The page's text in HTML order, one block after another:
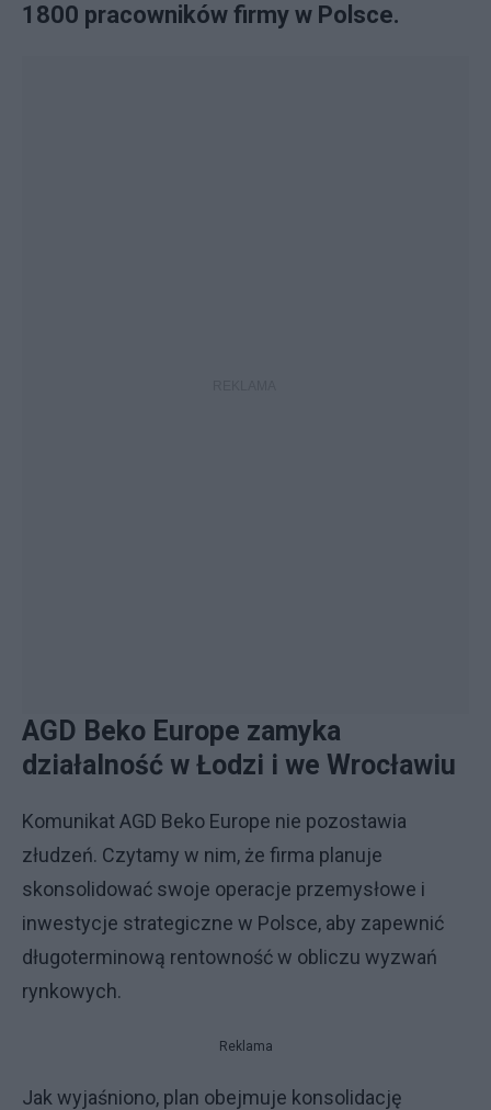
1800 pracowników firmy w Polsce.
AGD Beko Europe zamyka
działalność w Łodzi i we Wrocławiu
Komunikat AGD Beko Europe nie pozostawia
złudzeń. Czytamy w nim, że firma planuje
skonsolidować swoje operacje przemysłowe i
inwestycje strategiczne w Polsce, aby zapewnić
długoterminową rentowność w obliczu wyzwań
rynkowych.
Reklama
Jak wyjaśniono, plan obejmuje konsolidację